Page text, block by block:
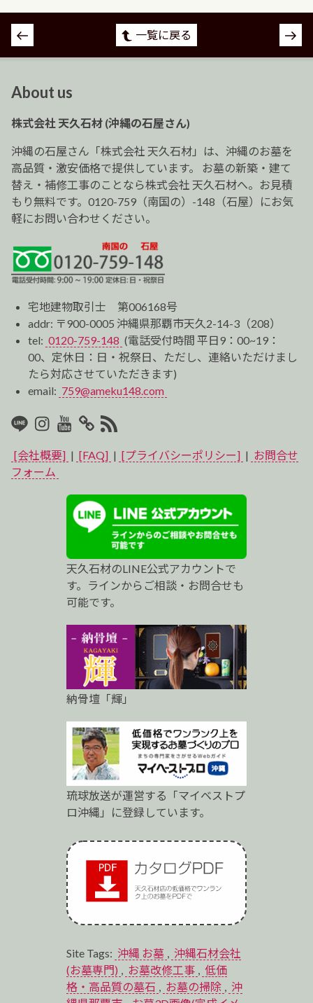
投
稿
ゲ
ー
シ
ョ
ン
一覧に戻る
About us
株式会社 天久石材 (沖縄の石屋さん)
沖縄の石屋さん「株式会社 天久石材」は、沖縄のお墓を
高品質・激安価格で提供しています。 お墓の新築・建て
替え・補修工事のことなら株式会社 天久石材へ。お見積
もり無料です。0120-759（南国の）-148（石屋）にお気
軽にお問い合わせください。
宅地建物取引士 第006168号
addr: 〒900-0005 沖縄県那覇市天久2-14-3（208）
tel: 0120-759-148 (電話受付時間 平日9：00~19：
00、定休日：日・祝祭日、ただし、連絡いただけまし
たら対応させていただきます)
email: 759@ameku148.com
LINEInstagram
Youtube
マ
イ
ス
ト
ロ
RSS2
[会社概要] | [FAQ] | [プライバシーポリシー] | お問合せ
フォーム
天久石材のLINE公式アカウントで
す。ラインからご相談・お問合せも
可能です。
納骨壇「輝」
琉球放送が運営する「マイベストプ
ロ沖縄」に登録しています。
Site Tags: 沖縄 お墓 , 沖縄石材会社
(お墓専門) , お墓改修工事 , 低価
格・高品質の墓石 , お墓の掃除 , 沖